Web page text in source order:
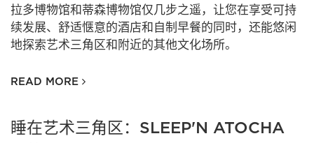
拉多博物馆和蒂森博物馆仅几步之遥，让您在享受可持
续发展、舒适惬意的酒店和自制早餐的同时，还能悠闲
地探索艺术三角区和附近的其他文化场所。
READ MORE
睡在艺术三角区：SLEEP'N ATOCHA